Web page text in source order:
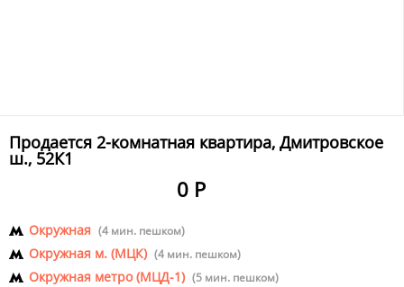
Продается 2-комнатная квартира, Дмитровское
ш., 52К1
0 Р
Окружная (4 мин. пешком)
Окружная м. (МЦК) (4 мин. пешком)
Окружная метро (МЦД-1) (5 мин. пешком)